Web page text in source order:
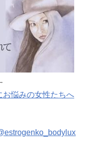
お悩みの女性たちへ